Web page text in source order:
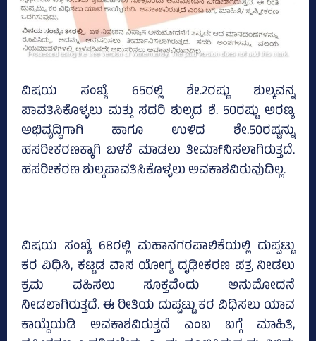
ವಿಷಯ ಸಂಖ್ಯೆ 65ರಲ್ಲಿ ಶೇ.2ರಷ್ಟು ಶುಲ್ಕವನ್ನ
ಪಾವತಿಸಿಕೊಳ್ಳಲು ಮತ್ತು ಸದರಿ ಶುಲ್ಕದ ಶೆ. 50ರಷ್ಟು ಅರಣ್ಯ
ಅಭಿವೃದ್ಧಿಗಾಗಿ ಹಾಗೂ ಉಳಿದ ಶೇ.50ರಷ್ಟನ್ನು
ಹಸರೀಕರಣಕ್ಕಾಗಿ ಬಳಕೆ ಮಾಡಲು ತೀಮಾfನಿಸಲಾಗಿರುತ್ತದೆ.
ಹಸರೀಕರಣ ಶುಲ್ಕಪಾವತಿಸಿಕೊಳ್ಳಲು ಅವಕಾಶವಿರುವುದಿಲ್ಲ.
ವಿಷಯ ಸಂಖ್ಯೆ 68ರಲ್ಲಿ ಮಹಾನಗರಪಾಲಿಕೆಯಲ್ಲಿ ದುಪ್ಪಟ್ಟು
ಕರ ವಿಧಿಸಿ, ಕಟ್ಟಡ ವಾಸ ಯೋಗ್ಯ ದೃಢೀಕರಣ ಪತ್ರ ನೀಡಲು
ಕ್ರಮ ವಹಿಸಲು ಸೂಕ್ತವೆಂದು ಅನುಮೋದನೆ
ನೀಡಲಾಗಿರುತ್ತದೆ. ಈ ರೀತಿಯ ದುಪ್ಪಟ್ಟು ಕರ ವಿಧಿಸಲು ಯಾವ
ಕಾಯ್ದೆಯಡಿ ಅವಕಾಶವಿರುತ್ತದೆ ಎಂಬ ಬಗ್ಗೆ ಮಾಹಿತಿ,